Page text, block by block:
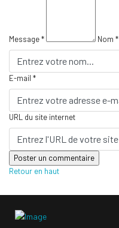
Message * Nom *
E-mail *
URL du site internet
Retour en haut